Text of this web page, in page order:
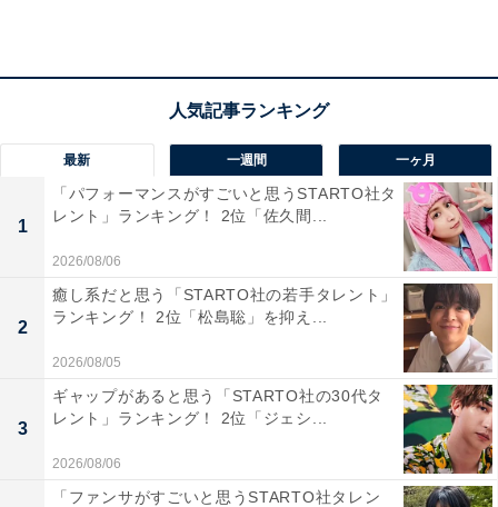
最新 一週間 一ヶ月
1
「パフォーマンスがすごいと思うSTARTO社タ
レント」ランキング！ 2位「佐久間...
2026/08/06
2
癒し系だと思う「STARTO社の若手タレント」
ランキング！ 2位「松島聡」を抑え...
2026/08/05
3
ギャップがあると思う「STARTO社の30代タ
レント」ランキング！ 2位「ジェシ...
2026/08/06
「ファンサがすごいと思うSTARTO社タレン